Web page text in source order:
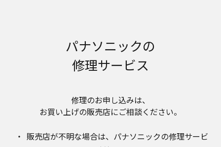
安全上のご注意
商品ご使用時の安全上のご注意については、取扱
説明書に記載または別途同梱の別紙にてお客様に
ご提供しておりますが、本ウェブサイトでは別紙
取扱説明書中に記載する安全上のご注意は、法的
規制などの変化に応じて変更する場合がありま
開されている取扱説明書に記載の安全上のご注意
についてのご質問等がありましたら、ご購入店、
パナソニックの
修理サービス
修理のお申し込みは、​
お買い上げの販売店にご相談ください。​
販売店が不明な場合は、​パナソニックの修理サービ